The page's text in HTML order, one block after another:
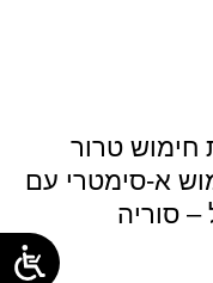
חימוש טרור
א-סימטרי עם
– סוריה